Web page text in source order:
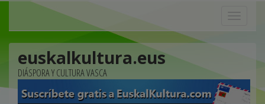
euskalkultura.eus
DIÁSPORA Y CULTURA VASCA